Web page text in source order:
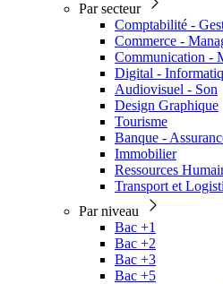
Par secteur
Comptabilité -
Commerce -
Communication -
Digital -
Audiovisuel - Son
Design Graphique
Tourisme
Banque -
Immobilier
Ressources
Transport et
Par niveau
Bac +1
Bac +2
Bac +3
Bac +5